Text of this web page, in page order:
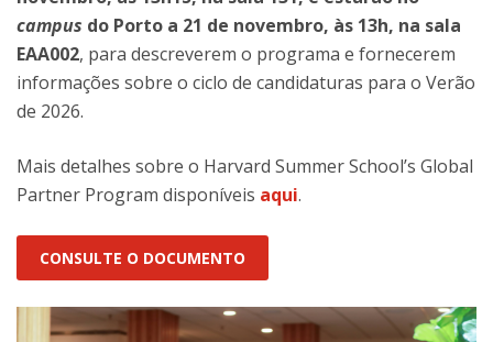
campus do Porto a 21 de novembro, às 13h, na sala
EAA002, para descreverem o programa e fornecerem
informações sobre o ciclo de candidaturas para o Verão
de 2026.
Mais detalhes sobre o Harvard Summer School’s Global
Partner Program disponíveis aqui.
CONSULTE O DOCUMENTO